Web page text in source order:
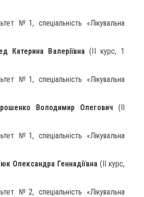
№1, спеціальність «Лікувальна
Катерина Валеріївна (ІІ курс, 1
№1, спеціальність «Лікувальна
Володимир Олегович (ІІ
№1, спеціальність «Лікувальна
Олександра Геннадіївна (ІІ курс,
№2, спеціальність «Лікувальна